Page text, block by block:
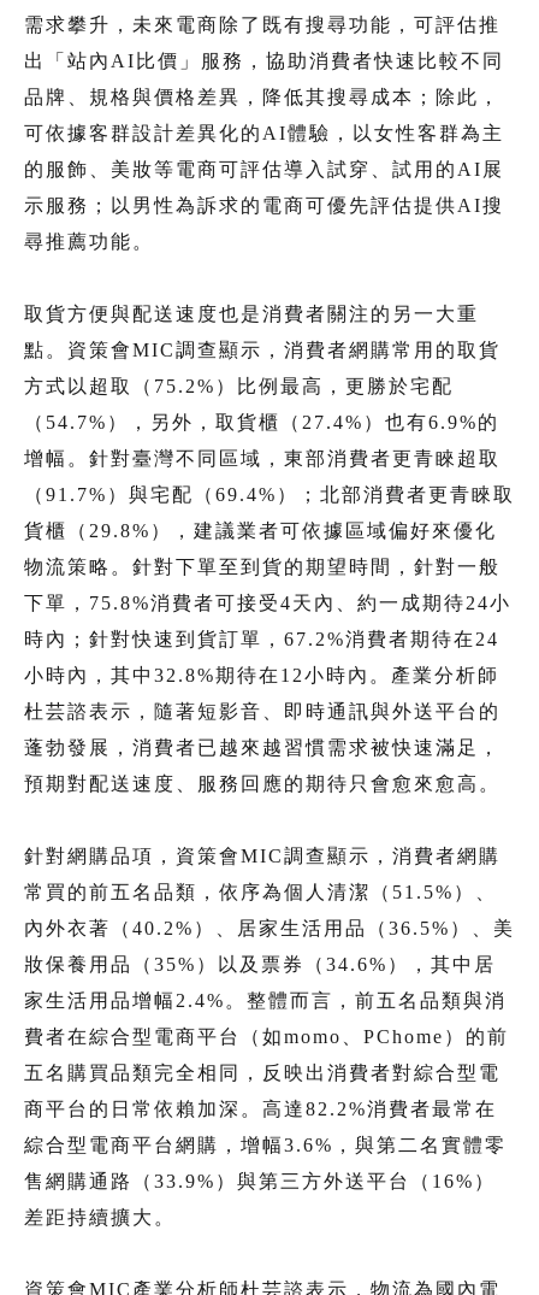
需求攀升，未來電商除了既有搜尋功能，可評估推
出「站內AI比價」服務，協助消費者快速比較不同
品牌、規格與價格差異，降低其搜尋成本；除此，
可依據客群設計差異化的AI體驗，以女性客群為主
的服飾、美妝等電商可評估導入試穿、試用的AI展
示服務；以男性為訴求的電商可優先評估提供AI搜
尋推薦功能。
取貨方便與配送速度也是消費者關注的另一大重
點。資策會MIC調查顯示，消費者網購常用的取貨
方式以超取（75.2%）比例最高，更勝於宅配
（54.7%），另外，取貨櫃（27.4%）也有6.9%的
增幅。針對臺灣不同區域，東部消費者更青睞超取
（91.7%）與宅配（69.4%）；北部消費者更青睞取
貨櫃（29.8%），建議業者可依據區域偏好來優化
物流策略。針對下單至到貨的期望時間，針對一般
下單，75.8%消費者可接受4天內、約一成期待24小
時內；針對快速到貨訂單，67.2%消費者期待在24
小時內，其中32.8%期待在12小時內。產業分析師
杜芸諮表示，隨著短影音、即時通訊與外送平台的
蓬勃發展，消費者已越來越習慣需求被快速滿足，
預期對配送速度、服務回應的期待只會愈來愈高。
針對網購品項，資策會MIC調查顯示，消費者網購
常買的前五名品類，依序為個人清潔（51.5%）、
內外衣著（40.2%）、居家生活用品（36.5%）、美
妝保養用品（35%）以及票券（34.6%），其中居
家生活用品增幅2.4%。整體而言，前五名品類與消
費者在綜合型電商平台（如momo、PChome）的前
五名購買品類完全相同，反映出消費者對綜合型電
商平台的日常依賴加深。高達82.2%消費者最常在
綜合型電商平台網購，增幅3.6%，與第二名實體零
售網購通路（33.9%）與第三方外送平台（16%）
差距持續擴大。
資策會MIC產業分析師杜芸諮表示，物流為國內電